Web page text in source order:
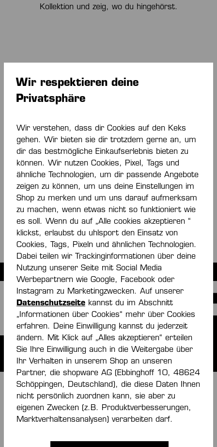
Kollektion und zeig, wo du hingehörst.
Produktgalerie überspringen
FRISCH AUF! GÖPPINGEN FRAUEN
SOCKEN
10,00 €*
FRISCH
Ab
Wir respektieren deine
Privatsphäre
Wir verstehen, dass dir Cookies auf den Keks
gehen. Wir bieten sie dir trotzdem gerne an, um
dir das bestmögliche Einkaufserlebnis bieten zu
können. Wir nutzen Cookies, Pixel, Tags und
ähnliche Technologien, um dir passende Angebote
zeigen zu können, um uns deine Einstellungen im
Shop zu merken und um uns darauf aufmerksam
zu machen, wenn etwas nicht so funktioniert wie
es soll. Wenn du auf „Alle cookies akzeptieren “
klickst, erlaubst du uhlsport den Einsatz von
Cookies, Tags, Pixeln und ähnlichen Technologien.
Dabei teilen wir Trackinginformationen über deine
Nutzung unserer Seite mit Social Media
Werbepartnern wie Google, Facebook oder
Instagram zu Marketingzwecken. Auf unserer
Datenschutzseite kannst du im Abschnitt
„Informationen über Cookies“ mehr über Cookies
erfahren. Deine Einwilligung kannst du jederzeit
ändern. Mit Klick auf „Alles akzeptieren“ erteilen
Sie Ihre Einwilligung auch in die Weitergabe über
Ihr Verhalten in unserem Shop an unseren
Partner, die shopware AG (Ebbinghoff 10, 48624
Schöppingen, Deutschland), die diese Daten Ihnen
nicht persönlich zuordnen kann, sie aber zu
eigenen Zwecken (z.B. Produktverbesserungen,
Marktverhaltensanalysen) verarbeiten darf.